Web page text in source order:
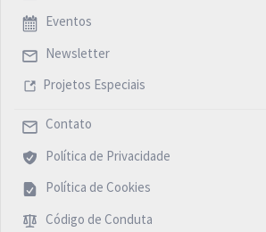
Eventos
Newsletter
Projetos Especiais
Contato
Política de Privacidade
Política de Cookies
Código de Conduta